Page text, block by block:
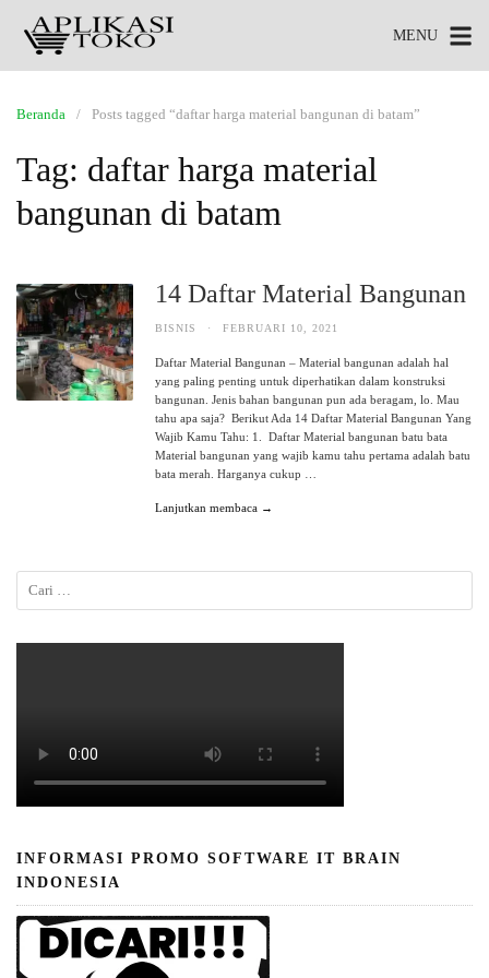
MENU
Beranda Posts tagged “daftar harga material bangunan di batam”
Tag: daftar harga material
bangunan di batam
14 Daftar Material Bangunan
BISNIS · FEBRUARI 10, 2021
Daftar Material Bangunan – Material bangunan adalah hal
yang paling penting untuk diperhatikan dalam konstruksi
bangunan. Jenis bahan bangunan pun ada beragam, lo. Mau
tahu apa saja? Berikut Ada 14 Daftar Material Bangunan Yang
Wajib Kamu Tahu: 1. Daftar Material bangunan batu bata
Material bangunan yang wajib kamu tahu pertama adalah batu
bata merah. Harganya cukup …
Lanjutkan membaca →
INFORMASI PROMO SOFTWARE IT BRAIN
INDONESIA